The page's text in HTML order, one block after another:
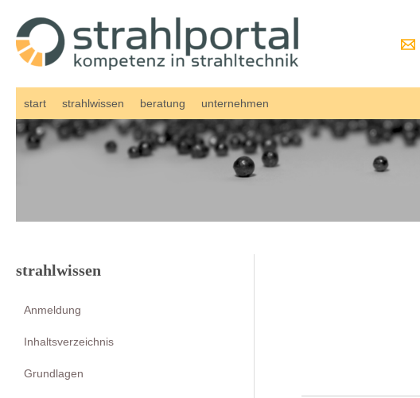
Inhalt
springen
start strahlwissen beratung unternehmen
strahlwissen
Anmeldung
Inhaltsverzeichnis
Grundlagen